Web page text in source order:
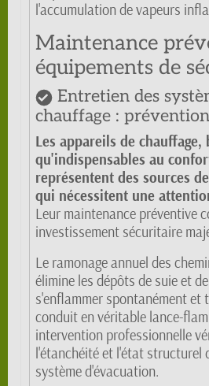
l'accumulation de vapeurs
Maintenance
équipements de
Entretien des
chauffage :
Les appareils de chauffage,
qu'indispensables au
représentent des sources
qui nécessitent une
Leur maintenance préventive
investissement sécuritaire
Le ramonage annuel des
élimine les dépôts de suie et
s'enflammer spontanément et
conduit en véritable lance-
intervention professionnelle
l'étanchéité et l'état structurel
système d'évacuation.